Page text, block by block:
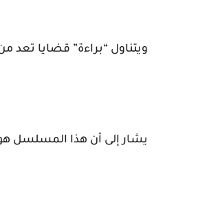
ويتناول “براءة” قضايا
يشار إلى أن هذا المسلسل